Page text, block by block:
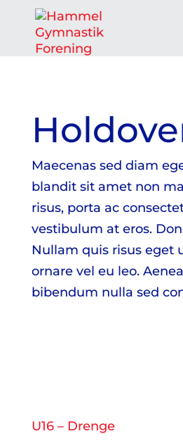
Maecenas sed diam
blandit sit amet non
risus, porta ac
vestibulum at eros.
Nullam quis risus eget
ornare vel eu leo.
bibendum nulla sed
U16 – Drenge